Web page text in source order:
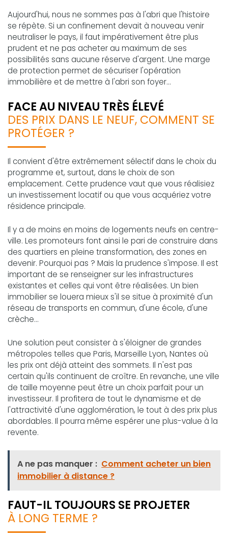
Aujourd'hui, nous ne sommes pas à l'abri que l'histoire
se répète. Si un confinement devait à nouveau venir
neutraliser le pays, il faut impérativement être plus
prudent et ne pas acheter au maximum de ses
possibilités sans aucune réserve d'argent. Une marge
de protection permet de sécuriser l'opération
immobilière et de mettre à l'abri son foyer...
FACE AU NIVEAU TRÈS ÉLEVÉ
DES PRIX DANS LE NEUF, COMMENT SE
PROTÉGER ?
Il convient d'être extrêmement sélectif dans le choix du
programme et, surtout, dans le choix de son
emplacement. Cette prudence vaut que vous réalisiez
un investissement locatif ou que vous acquériez votre
résidence principale.
Il y a de moins en moins de logements neufs en centre-
ville. Les promoteurs font ainsi le pari de construire dans
des quartiers en pleine transformation, des zones en
devenir. Pourquoi pas ? Mais la prudence s'impose. Il est
important de se renseigner sur les infrastructures
existantes et celles qui vont être réalisées. Un bien
immobilier se louera mieux s'il se situe à proximité d'un
réseau de transports en commun, d'une école, d'une
crèche...
Une solution peut consister à s'éloigner de grandes
métropoles telles que Paris, Marseille Lyon, Nantes où
les prix ont déjà atteint des sommets. Il n'est pas
certain qu'ils continuent de croître. En revanche, une ville
de taille moyenne peut être un choix parfait pour un
investisseur. Il profitera de tout le dynamisme et de
l'attractivité d'une agglomération, le tout à des prix plus
abordables. Il pourra même espérer une plus-value à la
revente.
A ne pas manquer : Comment acheter un bien
immobilier à distance ?
FAUT-IL TOUJOURS SE PROJETER
À LONG TERME ?